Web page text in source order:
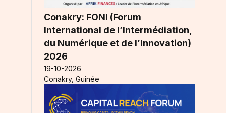
Conakry: FONI (Forum
International de l’Intermédiation,
du Numérique et de l’Innovation)
2026
19-10-2026
Conakry, Guinée